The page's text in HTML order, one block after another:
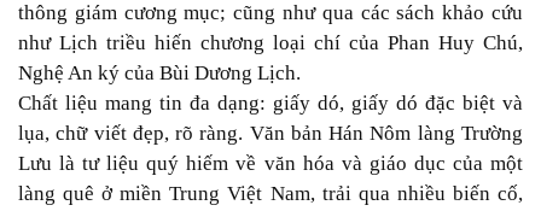
thông giám cương mục; cũng như qua các sách khảo cứu
như Lịch triều hiến chương loại chí của Phan Huy Chú,
Nghệ An ký của Bùi Dương Lịch.
Chất liệu mang tin đa dạng: giấy dó, giấy dó đặc biệt và
lụa, chữ viết đẹp, rõ ràng. Văn bản Hán Nôm làng Trường
Lưu là tư liệu quý hiếm về văn hóa và giáo dục của một
làng quê ở miền Trung Việt Nam, trải qua nhiều biến cố,